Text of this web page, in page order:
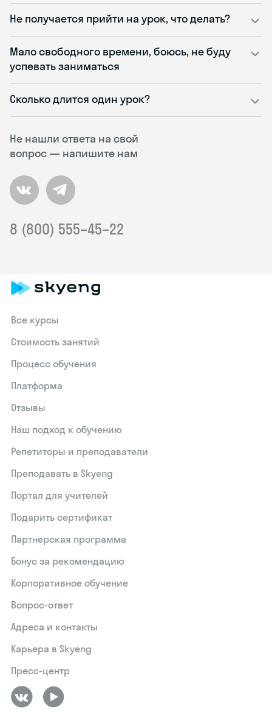
Не нашли ответа на свой
вопрос — напишите нам
8 (800) 555–45–22
Не получается прийти на урок, что делать?
Мало свободного времени, боюсь, не буду
успевать заниматься
Сколько длится один урок?
Все курсы
Стоимость занятий
Процесс обучения
Платформа
Отзывы
Наш подход к обучению
Репетиторы и преподаватели
Преподавать в Skyeng
Портал для учителей
Подарить сертификат
Партнерская программа
Бонус за рекомендацию
Корпоративное обучение
Вопрос-ответ
Адреса и контакты
Карьера в Skyeng
Пресс-центр